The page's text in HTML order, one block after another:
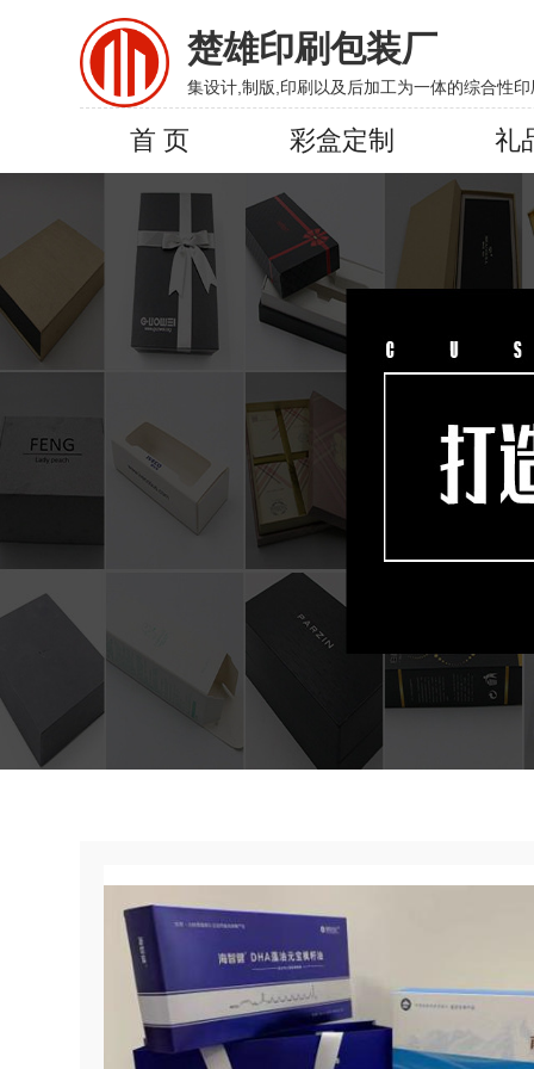
楚雄印刷包装厂
集设计,制版,印刷以及后加工为一体的综合性
首 页 彩盒定制 礼